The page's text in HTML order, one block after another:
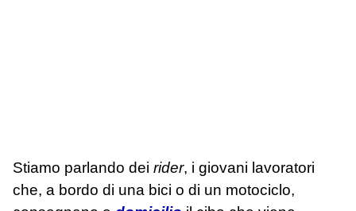
Stiamo parlando dei rider, i giovani lavoratori
che, a bordo di una bici o di un motociclo,